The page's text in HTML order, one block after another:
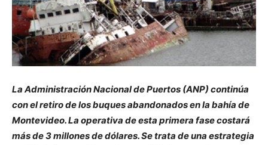
La Administración Nacional de Puertos (ANP) continúa
con el retiro de los buques abandonados en la bahía de
Montevideo. La operativa de esta primera fase costará
más de 3 millones de dólares. Se trata de una estrategia